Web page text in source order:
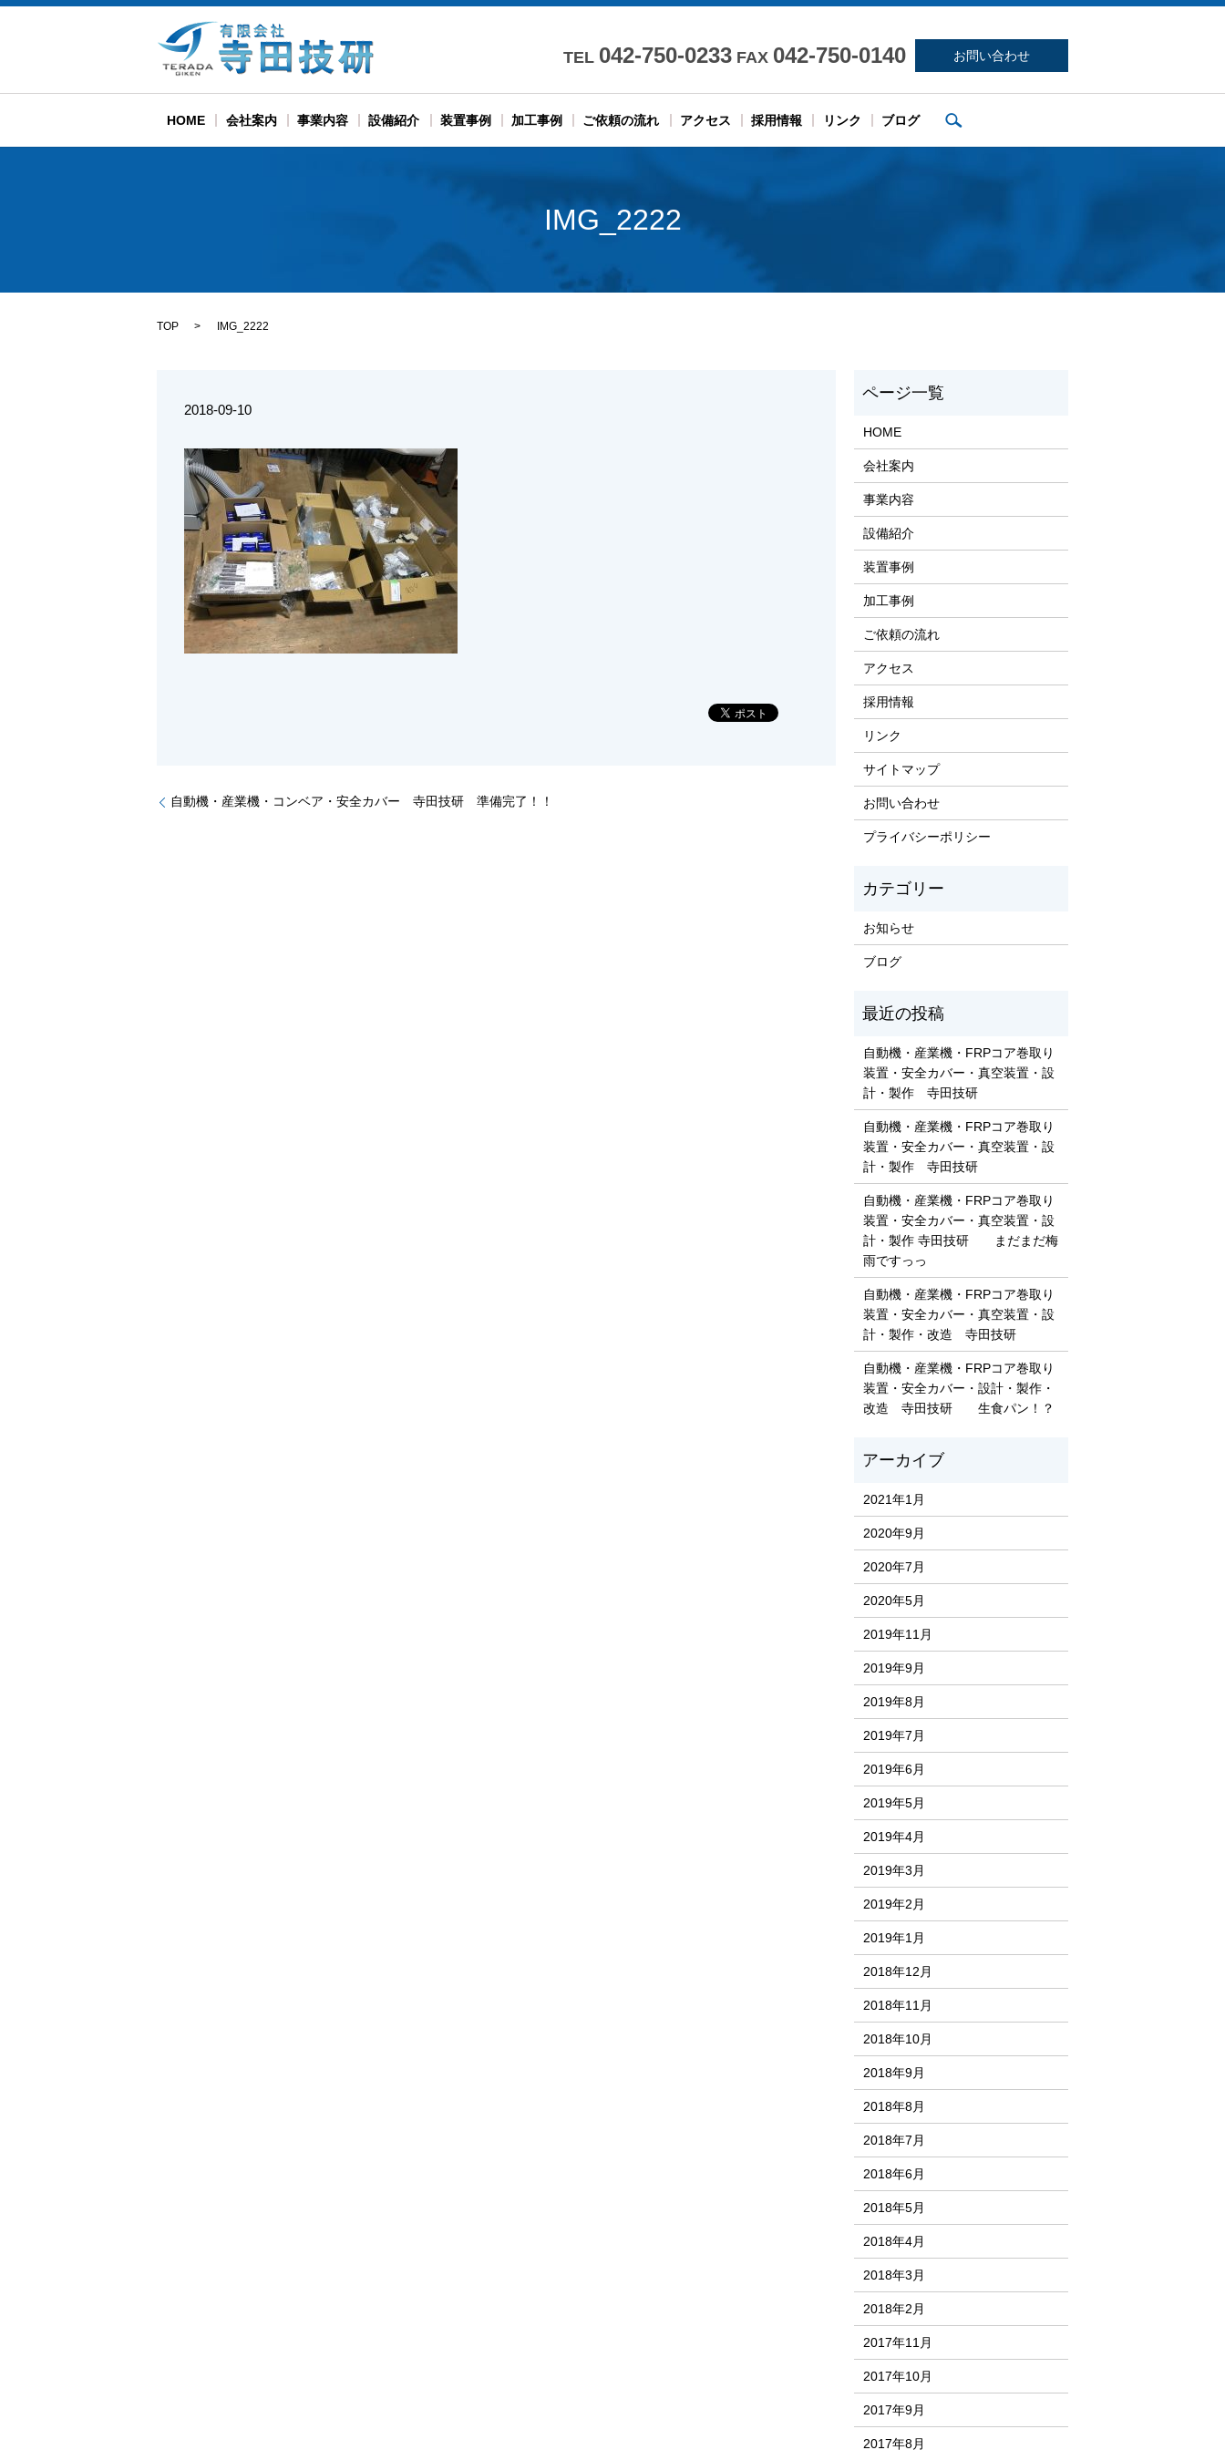
TEL 042-750-0233 FAX 042-750-0140 お問い合わせ
HOME 会社案内 事業内容 設備紹介 装置事例 加工事例 ご依頼の流れ アクセス 採用情報 リンク ブログ
IMG_2222
TOP IMG_2222
2018-09-10
自動機・産業機・コンベア・安全カバー 寺田技研 準備完了！！
HOME
会社案内
事業内容
設備紹介
装置事例
加工事例
ご依頼の流れ
アクセス
採用情報
リンク
サイトマップ
お問い合わせ
プライバシーポリシー
お知らせ
ブログ
自動機・産業機・FRPコア巻取り
装置・安全カバー・真空装置・設
計・製作 寺田技研
自動機・産業機・FRPコア巻取り
装置・安全カバー・真空装置・設
計・製作 寺田技研
自動機・産業機・FRPコア巻取り
装置・安全カバー・真空装置・設
計・製作 寺田技研 まだまだ梅
雨ですっっ
自動機・産業機・FRPコア巻取り
装置・安全カバー・真空装置・設
計・製作・改造 寺田技研
自動機・産業機・FRPコア巻取り
装置・安全カバー・設計・製作・
改造 寺田技研 生食パン！？
2021年1月
2020年9月
2020年7月
2020年5月
2019年11月
2019年9月
2019年8月
2019年7月
2019年6月
2019年5月
2019年4月
2019年3月
2019年2月
2019年1月
2018年12月
2018年11月
2018年10月
2018年9月
2018年8月
2018年7月
2018年6月
2018年5月
2018年4月
2018年3月
2018年2月
2017年11月
2017年10月
2017年9月
2017年8月